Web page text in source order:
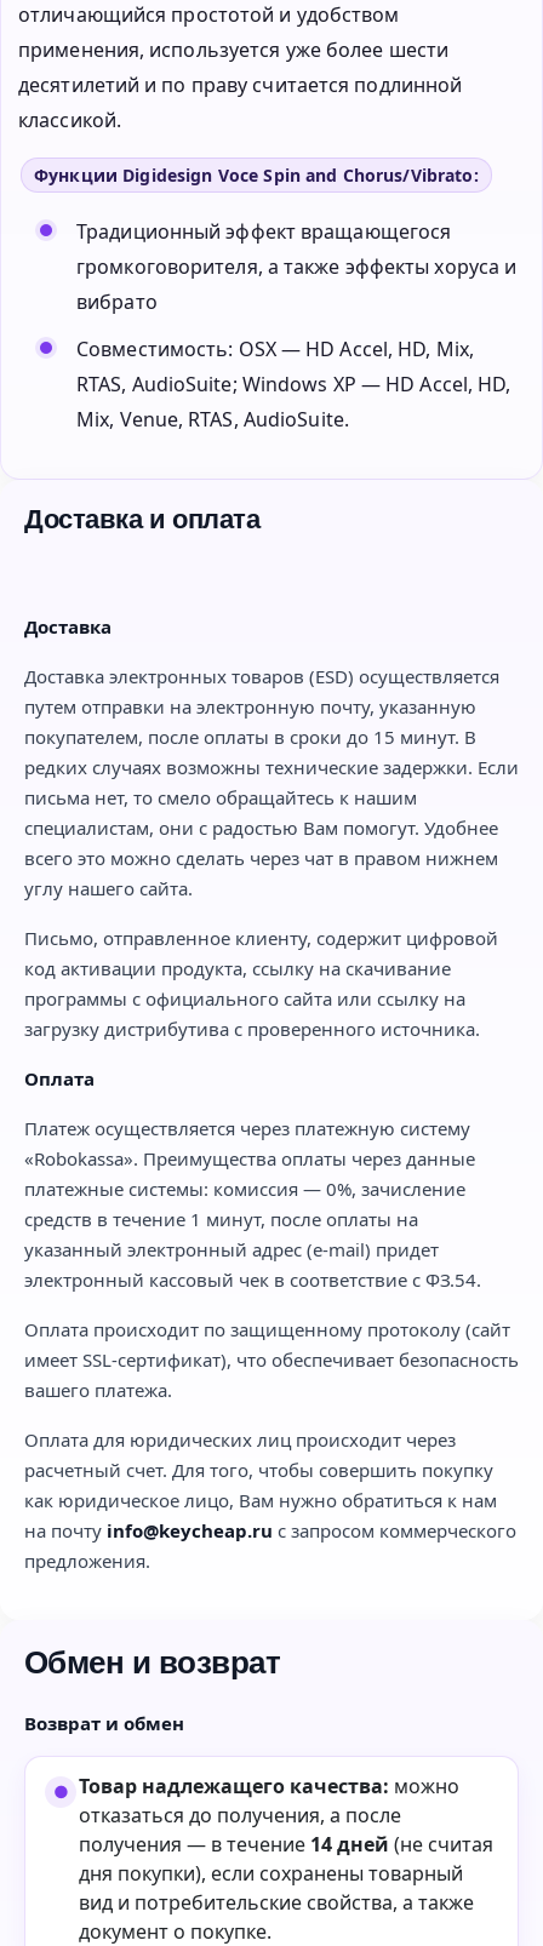
отличающийся простотой и удобством
применения, используется уже более шести
десятилетий и по праву считается подлинной
классикой.
Функции Digidesign Voce Spin and Chorus/Vibrato:
Традиционный эффект вращающегося
громкоговорителя, а также эффекты хоруса и
вибрато
Совместимость: OSX — HD Accel, HD, Mix,
RTAS, AudioSuite; Windows XP — HD Accel, HD,
Mix, Venue, RTAS, AudioSuite.
Доставка и оплата
Доставка
Доставка электронных товаров (ESD) осуществляется
путем отправки на электронную почту, указанную
покупателем, после оплаты в сроки до 15 минут. В
редких случаях возможны технические задержки. Если
письма нет, то смело обращайтесь к нашим
специалистам, они с радостью Вам помогут. Удобнее
всего это можно сделать через чат в правом нижнем
углу нашего сайта.
Письмо, отправленное клиенту, содержит цифровой
код активации продукта, ссылку на скачивание
программы с официального сайта или ссылку на
загрузку дистрибутива с проверенного источника.
Оплата
Платеж осуществляется через платежную систему
«Robokassa». Преимущества оплаты через данные
платежные системы: комиссия — 0%, зачисление
средств в течение 1 минут, после оплаты на
указанный электронный адрес (e-mail) придет
электронный кассовый чек в соответствие с ФЗ.54.
Оплата происходит по защищенному протоколу (сайт
имеет SSL-сертификат), что обеспечивает безопасность
вашего платежа.
Оплата для юридических лиц происходит через
расчетный счет. Для того, чтобы совершить покупку
как юридическое лицо, Вам нужно обратиться к нам
на почту info@keycheap.ru с запросом коммерческого
предложения.
Обмен и возврат
Возврат и обмен
Товар надлежащего качества: можно
отказаться до получения, а после
получения — в течение 14 дней (не считая
дня покупки), если сохранены товарный
вид и потребительские свойства, а также
документ о покупке.